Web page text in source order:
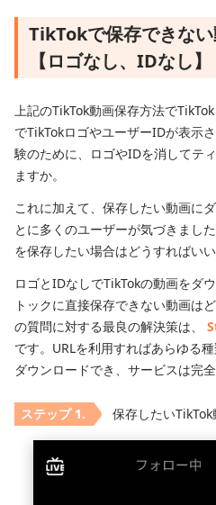
TikTokで保存できな
【ロゴなし、IDなし】
上記のTikTok動画保存方法で
でTikTokロゴやユーザーIDが表示
験のために、ロゴやIDを消してテ
ますか。
これに加えて、保存したい動画に
とに多くのユーザーが気づきまし
を保存したい場合はどうすればいい
ロゴとIDなしでTikTokの動画をダ
トックに直接保存できない動画は
の質問に対する最良の解決策は、
です。URLを利用すればあらゆる
ダウンロードでき、サービスは完全
保存したいTikTok